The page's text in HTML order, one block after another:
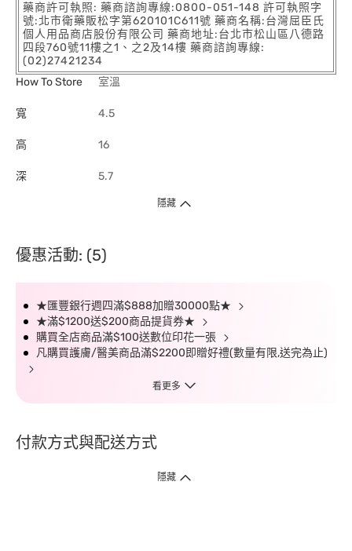
藥商許可執照: 藥商諮詢專線:0800-051-148 許可執照字
號:北市衛藥販松字第620101C611號 藥商名稱:台灣屈臣氏
個人用品商店股份有限公司 藥商地址:台北市松山區八德路
四段760號11樓之1、之2及14樓 藥商諮詢專線:
(02)27421234
How To Store
室溫
寬 4.5
高 16
深 5.7
隱藏
優惠活動: (5)
★匯豐銀行週四滿$888加贈30000點★
★滿$1200送$200商品提貨券★
購買全店商品滿$100送數位印花一張
凡購買護膚/醫美商品滿$2200即贈好禮(數量有限,送完為止)
看更多
付款方式與配送方式
隱藏